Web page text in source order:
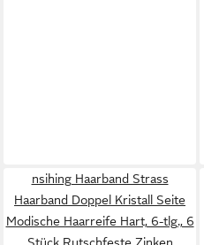
nsihing Haarband Strass
Haarband Doppel Kristall Seite
Modische Haarreife Hart, 6-tlg., 6
Stück Rutschfeste Zinken